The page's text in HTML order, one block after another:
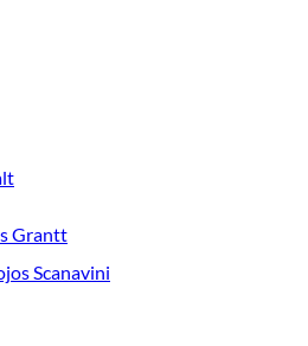
para tus proyectos de renovación y
realidad!
Grantt
Scanavini